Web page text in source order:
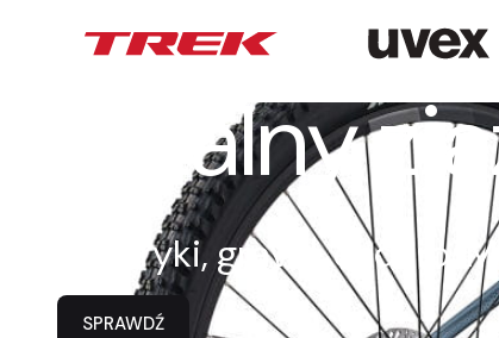
Totalny
elektryki, gravel, enduro,
SPRAWDŹ